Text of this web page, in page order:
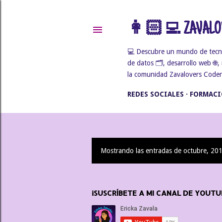
👩🏻‍💻
💻 Descubre un mundo de
de datos 🗂️, desarrollo web 🌐,
la comunidad Zavalovers
REDES SOCIALES
E
t
Mostrando las entradas de octubre,
¡SUSCRÍBETE A MI CANAL DE